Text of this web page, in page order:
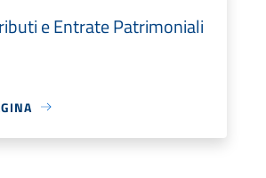
e Entrate Patrimoniali